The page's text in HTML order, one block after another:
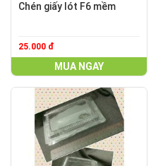
Chén giấy lót F6 mềm
25.000 đ
MUA NGAY